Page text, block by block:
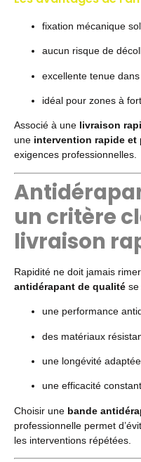
fixation mécanique
aucun risque de
excellente tenue
idéal pour zones à
Associé à une livraison
une intervention rapide et
exigences professionnelles.
un critère
livraison
Rapidité ne doit jamais
antidérapant de qualité se
une performance
des matériaux
une longévité
une efficacité
Choisir une bande
professionnelle permet
les interventions répétées.